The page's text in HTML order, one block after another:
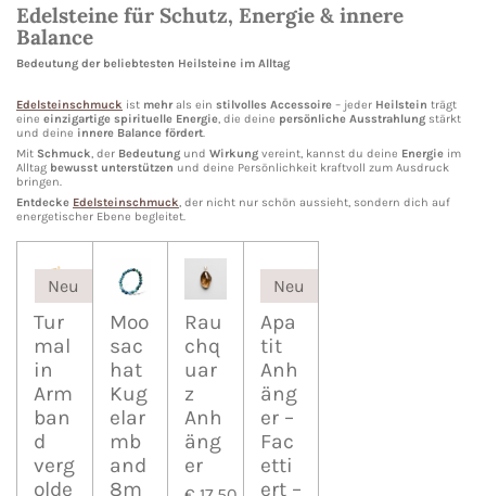
Edelsteine für Schutz, Energie & innere
Balance
Bedeutung der beliebtesten Heilsteine im Alltag
Edelsteinschmuck ist mehrals ein stilvolles Accessoire – jeder Heilstein trägt
eine einzigartige spirituelle Energie , die deine persönliche Ausstrahlung stärkt
und deine innere Balance fördert
Mit Schmuck , der Bedeutung und Wirkung vereint, kannst du deine Energie im
Alltag bewusst unterstützen und deine Persönlichkeit kraftvoll zum Ausdruck
bringen.
Entdecke Edelsteinschmuck , der nicht nur schön aussieht, sondern dich auf
energetischer Ebene begleitet.
Neu
Tur
mal
in
Arm
ban
d
verg
olde
Moo
sac
hat
Kug
elar
mb
and
8m
Rau
chq
uar
z
Anh
äng
er
Neu
Apa
tit
Anh
äng
er –
Fac
etti
ert –